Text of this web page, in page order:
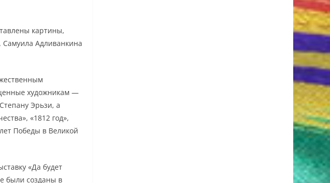
картины,
Адливанкина
художникам —
Эрьзи, а
«1812 год»,
Победы в Великой
«Да будет
были созданы в